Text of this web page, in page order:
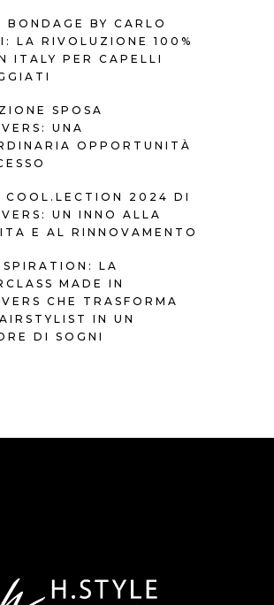
BONDAGE BY CARLO
LA RIVOLUZIONE 100%
ITALY PER CAPELLI
SPOSA
UNA
OPPORTUNITÀ
COOL.LECTION 2024 DI
UN INNO ALLA
E AL RINNOVAMENTO
LA
MADE IN
CHE TRASFORMA
IN UN
DI SOGNI